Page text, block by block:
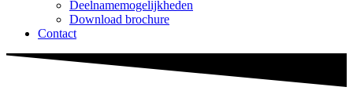
Deelnamemogelijkheden
Download brochure
Contact